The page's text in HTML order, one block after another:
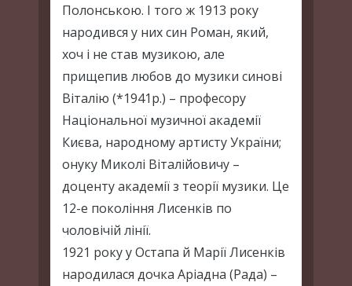
Полонською. І того ж 1913 року
народився у них син Роман, який,
хоч і не став музикою, але
прищепив любов до музики синові
Віталію (*1941р.) – професору
Національної музичної академії
Києва, народному артисту України;
онуку Миколі Віталійовичу –
доценту академії з теорії музики. Це
12-е покоління Лисенків по
чоловічій лінії.
1921 року у Остапа й Марії Лисенків
народилася дочка Аріадна (Рада) –